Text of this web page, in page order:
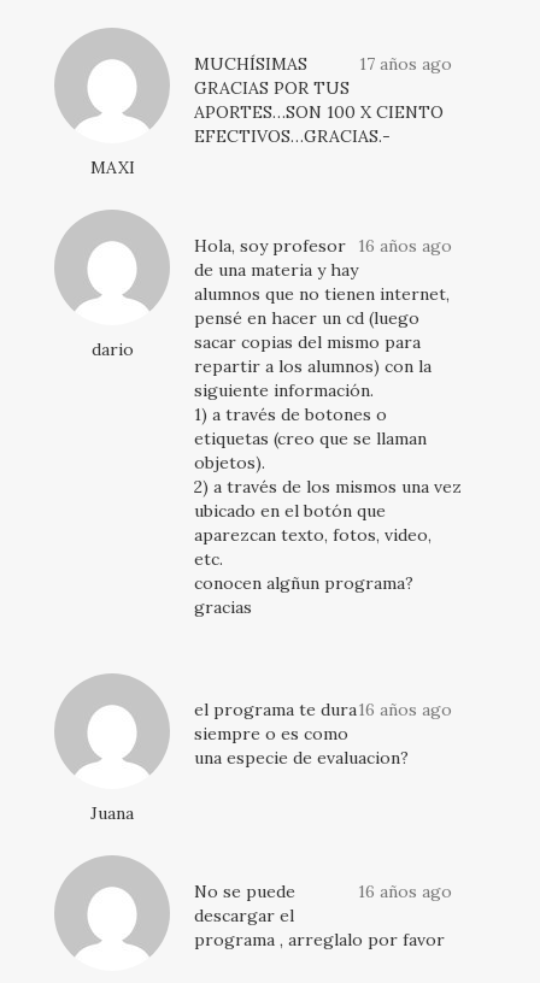
MAXI
17 años ago
MUCHÍSIMAS
GRACIAS POR TUS
APORTES…SON 100 X CIENTO
EFECTIVOS…GRACIAS.-
dario
16 años ago
Hola, soy profesor
de una materia y hay
alumnos que no tienen internet,
pensé en hacer un cd (luego
sacar copias del mismo para
repartir a los alumnos) con la
siguiente información.
1) a través de botones o
etiquetas (creo que se llaman
objetos).
2) a través de los mismos una vez
ubicado en el botón que
aparezcan texto, fotos, video,
etc.
conocen algñun programa?
gracias
Juana
16 años ago
el programa te dura
siempre o es como
una especie de evaluacion?
16 años ago
No se puede
descargar el
programa , arreglalo por favor